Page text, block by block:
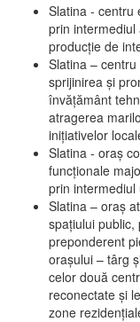
Slatina - centru
prin
producţie de
Slatina –
sprijinirea şi
învăţământ
atragerea
iniţiativelor
Slatina - oraş
funcţionale
prin intermediul
Slatina – oraş
spaţiului public,
preponderent
oraşului – târg
celor două
reconectate şi
zone